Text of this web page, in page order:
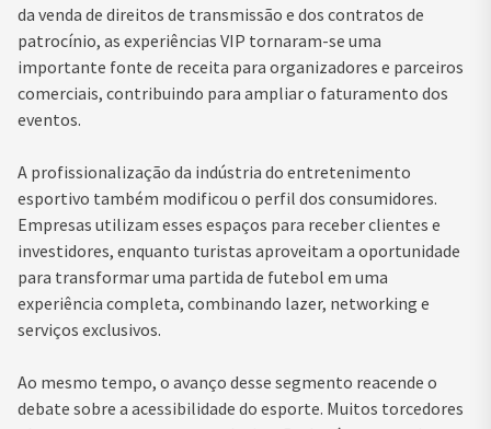
da venda de direitos de transmissão e dos contratos de
patrocínio, as experiências VIP tornaram-se uma
importante fonte de receita para organizadores e parceiros
comerciais, contribuindo para ampliar o faturamento dos
eventos.
A profissionalização da indústria do entretenimento
esportivo também modificou o perfil dos consumidores.
Empresas utilizam esses espaços para receber clientes e
investidores, enquanto turistas aproveitam a oportunidade
para transformar uma partida de futebol em uma
experiência completa, combinando lazer, networking e
serviços exclusivos.
Ao mesmo tempo, o avanço desse segmento reacende o
debate sobre a acessibilidade do esporte. Muitos torcedores